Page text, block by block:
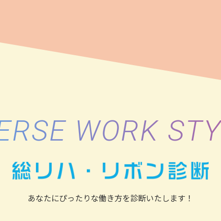
WORK
あなたにぴったりな働き方を診断いたします！